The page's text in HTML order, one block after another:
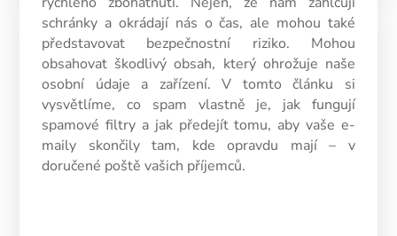
schránky a okrádají nás o čas, ale mohou také
představovat bezpečnostní riziko. Mohou
obsahovat škodlivý obsah, který ohrožuje naše
osobní údaje a zařízení. V tomto článku si
vysvětlíme, co spam vlastně je, jak fungují
spamové filtry a jak předejít tomu, aby vaše e-
maily skončily tam, kde opravdu mají – v
doručené poště vašich příjemců.